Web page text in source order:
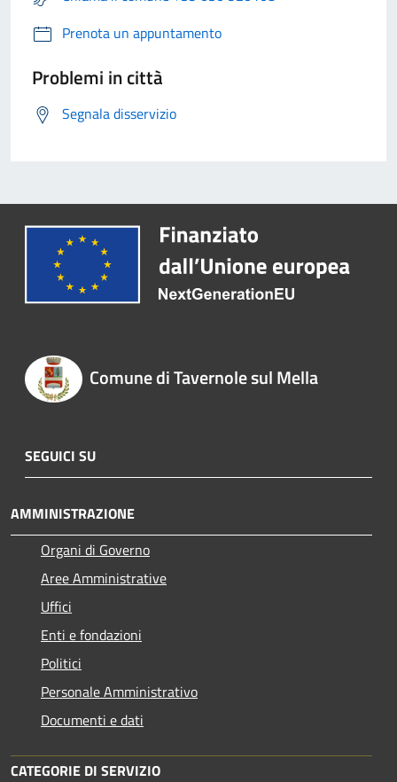
Prenota un appuntamento
Problemi in città
Segnala disservizio
Comune di Tavernole sul Mella
SEGUICI SU
AMMINISTRAZIONE
Organi di Governo
Aree Amministrative
Uffici
Enti e fondazioni
Politici
Personale Amministrativo
Documenti e dati
CATEGORIE DI SERVIZIO